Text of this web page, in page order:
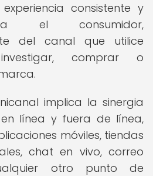
consistente y
el consumidor,
del canal que utilice
comprar o
implica la sinergia
línea y fuera de línea,
móviles, tiendas
chat en vivo, correo
otro punto de